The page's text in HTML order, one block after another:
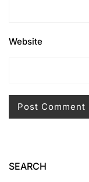
Website
SEARCH